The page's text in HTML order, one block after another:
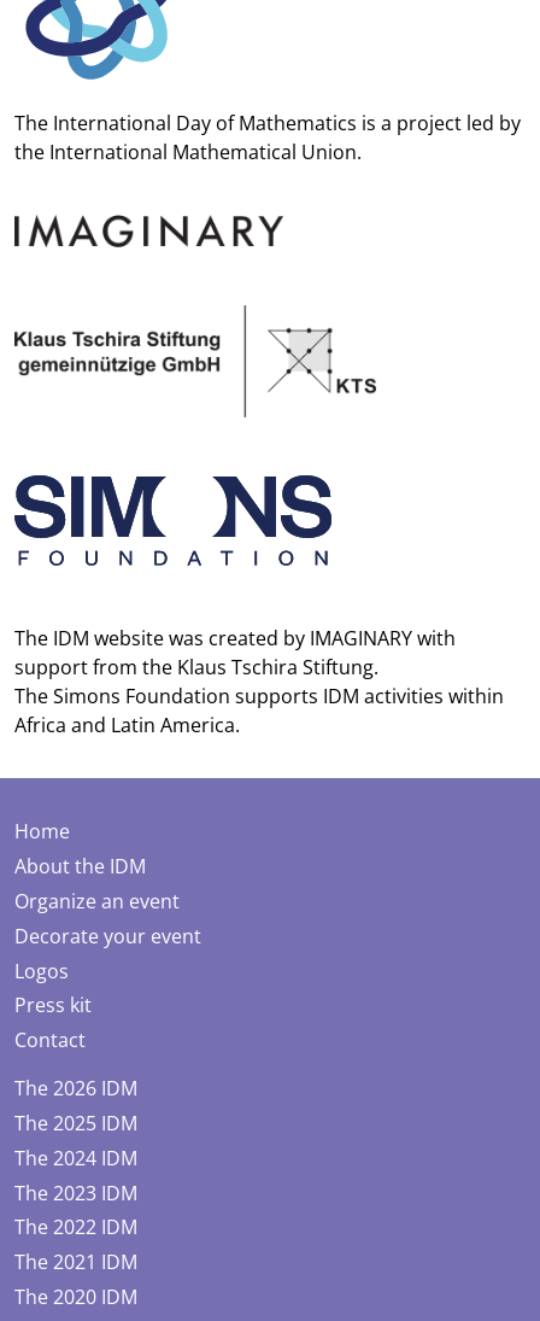
The International Day of Mathematics is a project led by
the International Mathematical Union.
The IDM website was created by IMAGINARYwith
support from the Klaus Tschira Stiftung.
TheSimons Foundation supports IDM activities within
Africa and Latin America.
Home
About the IDM
Organize an event
Decorate your event
Logos
Press kit
Contact
The 2026 IDM
The 2025 IDM
The 2024 IDM
The 2023 IDM
The 2022 IDM
The 2021 IDM
The 2020 IDM